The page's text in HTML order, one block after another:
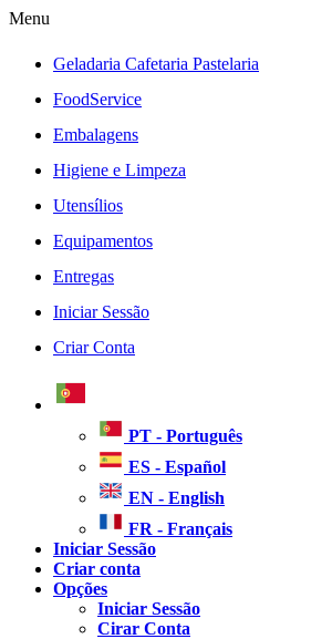
Menu
Geladaria Cafetaria Pastelaria
FoodService
Embalagens
Higiene e Limpeza
Utensílios
Equipamentos
Entregas
Iniciar Sessão
Criar Conta
PT - Português
ES - Español
EN - English
FR - Français
Iniciar Sessão
Criar conta
Opções
Iniciar Sessão
Cirar Conta